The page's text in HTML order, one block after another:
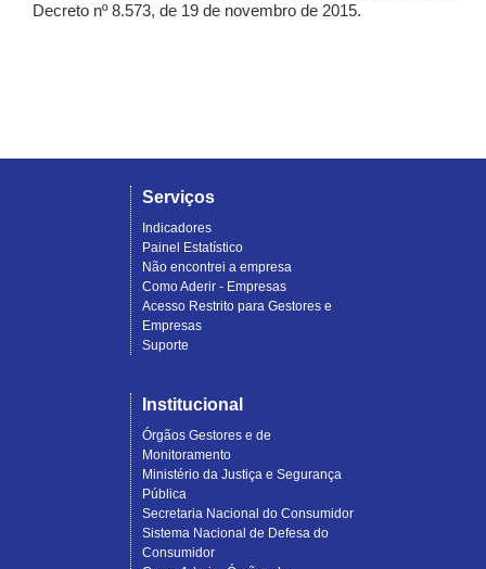
Decreto nº 8.573, de 19 de novembro de 2015.
Serviços
Indicadores
Painel Estatístico
Não encontrei a empresa
Como Aderir - Empresas
Acesso Restrito para Gestores e
Empresas
Suporte
Institucional
Órgãos Gestores e de
Monitoramento
Ministério da Justiça e Segurança
Pública
Secretaria Nacional do Consumidor
Sistema Nacional de Defesa do
Consumidor